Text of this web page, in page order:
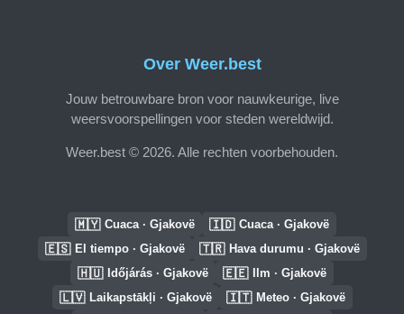
Over Weer.best
Jouw betrouwbare bron voor nauwkeurige, live
weersvoorspellingen voor steden wereldwijd.
Weer.best © 2026. Alle rechten voorbehouden.
🇲🇾 Cuaca · Gjakovë 🇮🇩 Cuaca · Gjakovë
🇪🇸 El tiempo · Gjakovë 🇹🇷 Hava durumu · Gjakovë
🇭🇺 Időjárás · Gjakovë 🇪🇪 Ilm · Gjakovë
🇱🇻 Laikapstākļi · Gjakovë 🇮🇹 Meteo · Gjakovë